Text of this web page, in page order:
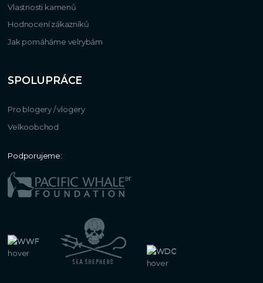
Vlastnosti kamenů
Hodnocení zákazníků
Jak pomáháme velrybám
SPOLUPRÁCE
Pro blogery / vlogery
Velkoobchod
Podporujeme: